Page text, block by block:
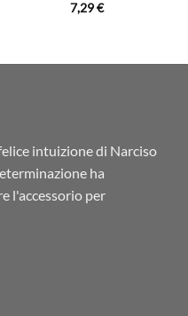
7,29€
intuizione di Narciso
ha
l'accessorio per